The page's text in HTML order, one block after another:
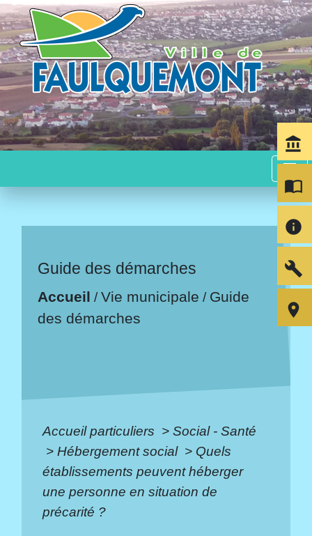
menu
Guide des démarches
Accueil /Vie municipale / Guide
des démarches
Accueil particuliers > Social - Santé
> Hébergement social > Quels
établissements peuvent héberger
une personne en situation de
précarité ?
account_balance
import_contacts
info
build
room